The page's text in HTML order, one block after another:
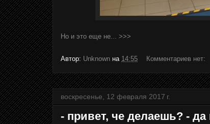
Но и это еще не... >>>
Автор: Unknown на 14:55 Комментариев нет:
воскресенье, 12 февраля 2017 г.
- привет, че делаешь? - да